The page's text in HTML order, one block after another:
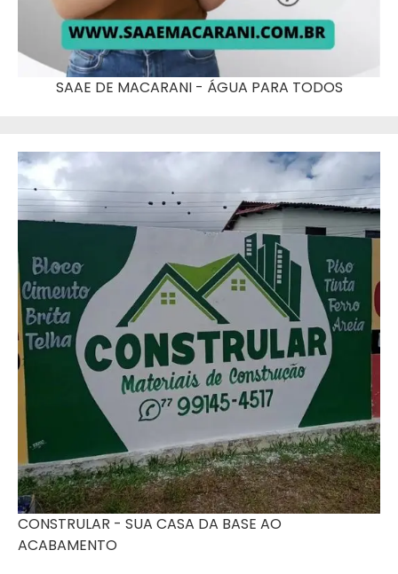
SAAE DE MACARANI - ÁGUA PARA TODOS
CONSTRULAR - SUA CASA DA BASE AO
ACABAMENTO